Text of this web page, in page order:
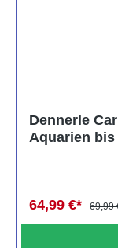
Dennerle
Aquarien bis
64,99 €* 69,99